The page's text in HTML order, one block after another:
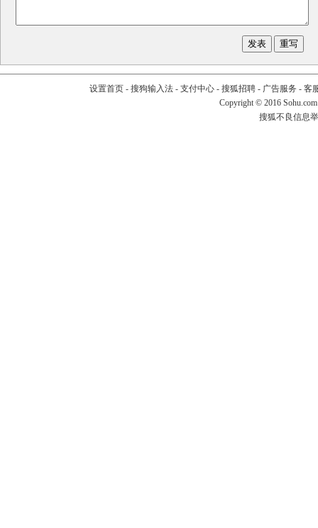
设置首页- 搜狗输入法- 支付中心- 搜狐招聘- 广告服务 - 客
Copyright © 2016
搜狐不良信息